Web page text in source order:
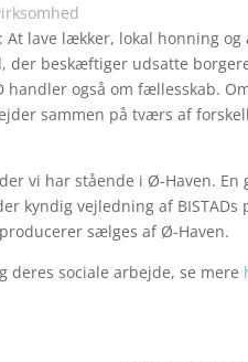
At lave lækker, lokal honning og
der beskæftiger udsatte
handler også om fællesskab.
sammen på tværs af
vi har stående i Ø-Haven. En
kyndig vejledning af BISTADs
sælges af Ø-Haven.
deres sociale arbejde, se mere